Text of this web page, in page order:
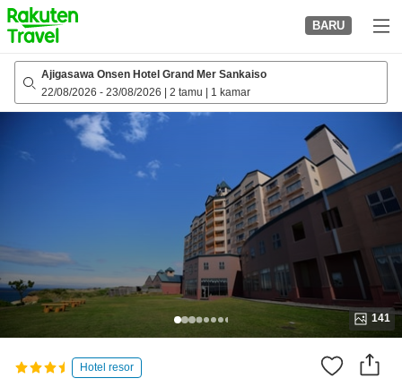
to
top
page
BARU
Ajigasawa Onsen Hotel Grand Mer Sankaiso
22/08/2026 - 23/08/2026 2 tamu 1 kamar
141
Hotel resor